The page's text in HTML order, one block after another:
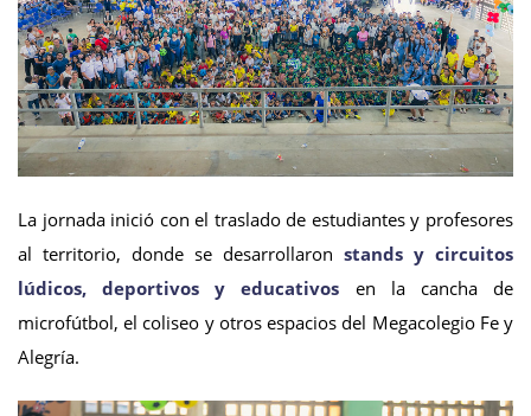
La jornada inició con el traslado de estudiantes y profesores
al territorio, donde se desarrollaron stands y circuitos
lúdicos, deportivos y educativos en la cancha de
microfútbol, el coliseo y otros espacios del Megacolegio Fe y
Alegría.